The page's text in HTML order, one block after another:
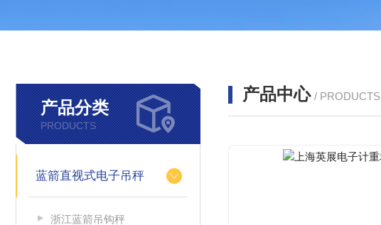
产品分类
PRODUCTS
蓝箭直视式电子吊秤
浙江蓝箭吊钩秤
产品中心 / PRODUCTS